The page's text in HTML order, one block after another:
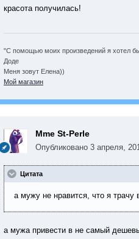
красота получилась!
"С помощью моих произведений я хотел
Доде
Меня зовут Елена))
Мой магазин
Mme St-Perle
Опубликовано 3 апреля,
Цитата
а мужу не нравится, что я трачу
а мужа привести в не самый